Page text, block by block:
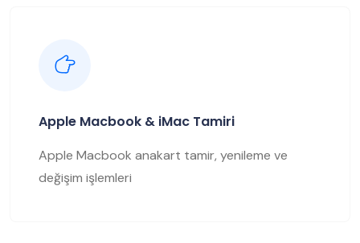
Apple Macbook & iMac Tamiri
Apple Macbook anakart tamir, yenileme ve
değişim işlemleri